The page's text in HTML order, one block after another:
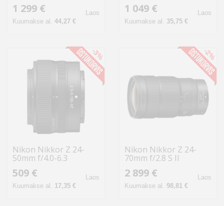
1 299 €
Kuumakse al. 44,27 €
Laos 1 049 €
Kuumakse al. 35,75 €
Laos
Nikon Nikkor Z 24-
50mm f/4.0-6.3
509 €
Kuumakse al. 17,35 €
Laos
-3%
Nikon Nikkor Z 24-
70mm f/2.8 S II
2 899 €
Kuumakse al. 98,81 €
Laos
-2%